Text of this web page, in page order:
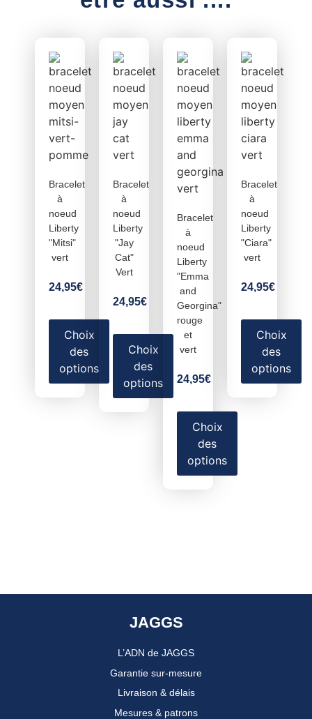
Bracelet
à
noeud
Liberty
"Mitsi"
vert
24,95€
Choix
des
options
Bracelet
à
noeud
Liberty
"Jay
Cat"
Vert
24,95€
Choix
des
options
Bracelet
à
noeud
Liberty
"Emma
and
Georgina"
rouge
et
vert
24,95€
Choix
des
options
Bracelet
à
noeud
Liberty
"Ciara"
vert
24,95€
Choix
des
options
JAGGS
L’ADN de JAGGS
Garantie sur-mesure
Livraison & délais
Mesures & patrons